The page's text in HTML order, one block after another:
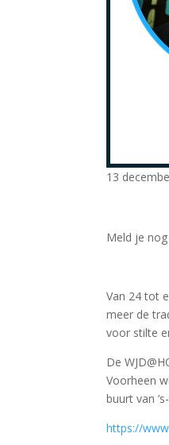
13
Meld je
Van 24 tot
meer de
voor stilte
De
Voorheen
buurt van
https://